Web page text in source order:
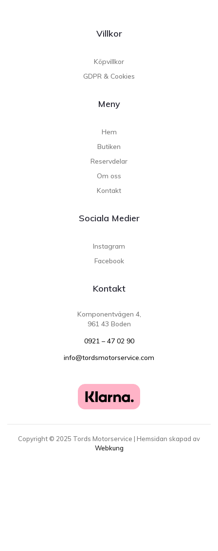
Villkor
Köpvillkor
GDPR & Cookies
Meny
Hem
Butiken
Reservdelar
Om oss
Kontakt
Sociala Medier
Instagram
Facebook
Kontakt
Komponentvägen 4,
961 43 Boden
0921 – 47 02 90
info@tordsmotorservice.com
Copyright © 2025 Tords Motorservice | Hemsidan skapad av
Webkung